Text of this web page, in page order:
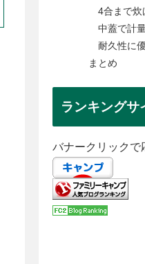
4合まで炊
中蓋で計
耐久性に
まとめ
ランキングサ
バナークリックで